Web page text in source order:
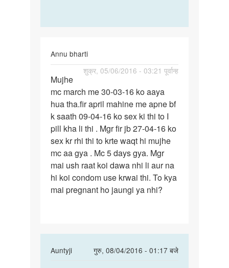
Annu bharti
शुक्र, 05/06/2016 - 03:21 पूर्वान्ह
Mujhe
mc
march
me
30-
03-
16
ko
Mujhe
mc march me 30-03-16 ko aaya
hua tha.fir april mahine me apne bf
k saath 09-04-16 ko sex ki thi to I
pill kha li thi . Mgr fir jb 27-04-16 ko
sex kr rhi thi to krte waqt hi mujhe
mc aa gya . Mc 5 days gya. Mgr
mai ush raat koi dawa nhi li aur na
hi koi condom use krwai thi. To kya
mai pregnant ho jaungi ya nhi?
Auntyji
गुरु, 08/04/2016 - 01:17 बजे
In